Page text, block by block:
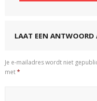
LAAT EEN ANTWOORD
Je e-mailadres wordt niet
met*